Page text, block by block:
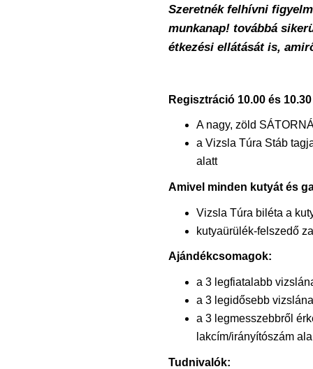
Szeretnék felhívni
munkanap! továbbá
étkezési ellátását is,
Regisztráció 10.00 és
A nagy, zöld
a Vizsla Túra Stáb
alatt
Amivel minden kutyát és
Vizsla Túra biléta a
kutyaürülék-felszedő
Ajándékcsomagok:
a 3 legfiatalabb
a 3 legidősebb
a 3 legmesszebbről
lakcím/irányítószám
Tudnivalók: